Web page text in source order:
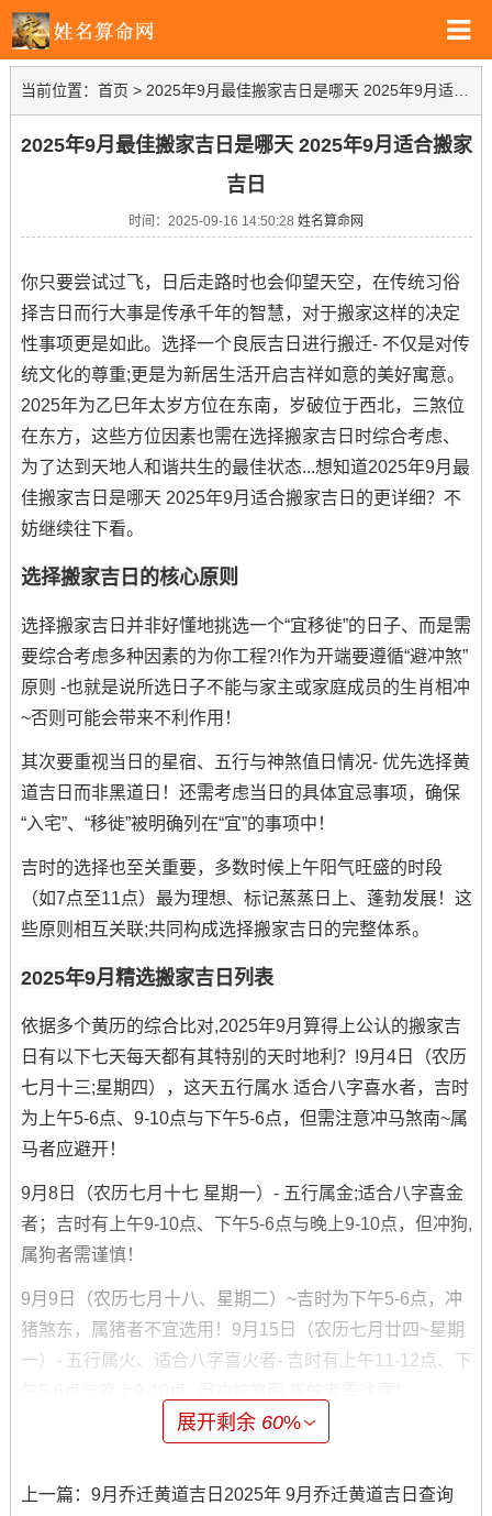
当前位置： 首页 > 2025年9月最佳搬家吉日是哪天 2025年9月适合搬家吉日
2025年9月最佳搬家吉日是哪天 2025年9月适合搬家
吉日
时间：2025-09-16 14:50:28 姓名算命网
你只要尝试过飞，日后走路时也会仰望天空，在传统习俗
择吉日而行大事是传承千年的智慧，对于搬家这样的决定
性事项更是如此。选择一个良辰吉日进行搬迁- 不仅是对传
统文化的尊重;更是为新居生活开启吉祥如意的美好寓意。
2025年为乙巳年太岁方位在东南，岁破位于西北，三煞位
在东方，这些方位因素也需在选择搬家吉日时综合考虑、
为了达到天地人和谐共生的最佳状态...想知道2025年9月最
佳搬家吉日是哪天 2025年9月适合搬家吉日的更详细？不
妨继续往下看。
选择搬家吉日的核心原则
选择搬家吉日并非好懂地挑选一个“宜移徙”的日子、而是需
要综合考虑多种因素的为你工程?!作为开端要遵循“避冲煞”
原则 -也就是说所选日子不能与家主或家庭成员的生肖相冲
~否则可能会带来不利作用！
其次要重视当日的星宿、五行与神煞值日情况- 优先选择黄
道吉日而非黑道日！还需考虑当日的具体宜忌事项，确保
“入宅”、“移徙”被明确列在“宜”的事项中！
吉时的选择也至关重要，多数时候上午阳气旺盛的时段
（如7点至11点）最为理想、标记蒸蒸日上、蓬勃发展！这
些原则相互关联;共同构成选择搬家吉日的完整体系。
2025年9月精选搬家吉日列表
依据多个黄历的综合比对,2025年9月算得上公认的搬家吉
日有以下七天每天都有其特别的天时地利？!9月4日（农历
七月十三;星期四），这天五行属水 适合八字喜水者，吉时
为上午5-6点、9-10点与下午5-6点，但需注意冲马煞南~属
马者应避开！
9月8日（农历七月十七 星期一）- 五行属金;适合八字喜金
者；吉时有上午9-10点、下午5-6点与晚上9-10点，但冲狗,
属狗者需谨慎！
9月9日（农历七月十八、星期二）~吉时为下午5-6点，冲
猪煞东，属猪者不宜选用！9月15日（农历七月廿四~星期
一）- 五行属火、适合八字喜火者- 吉时有上午11-12点、下
以9月17日（农历七月廿六，星期三），五行属土，适合八
避开！9月20日（农历七月廿九- 星期六）- 吉时较多;从早
展开剩余 60%
上一篇： 9月乔迁黄道吉日2025年 9月乔迁黄道吉日查询